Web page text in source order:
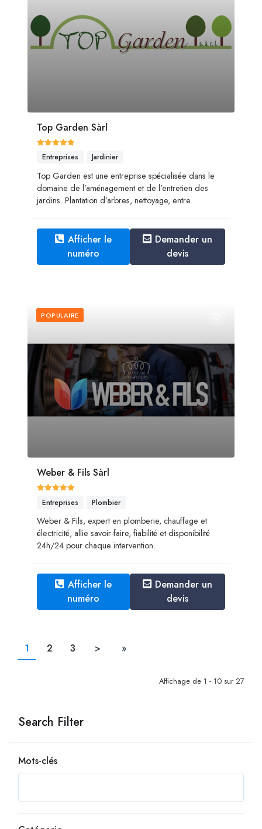
Search Filter
Mots-clés
Top Garden Sàrl
Entreprises Jardinier
Top Garden est une entreprise spécialisée dans le
domaine de l’aménagement et de l’entretien des
jardins. ​​​​​​​Plantation d’arbres, nettoyage, entre
Afficher le
numéro
Demander un
devis
POPULAIRE
Weber & Fils Sàrl
Entreprises Plombier
Weber & Fils, expert en plomberie, chauffage et
électricité, allie savoir-faire, fiabilité et disponibilité
24h/24 pour chaque intervention.
Afficher le
numéro
Demander un
devis
1 2 3 > »
Affichage de 1 - 10 sur 27